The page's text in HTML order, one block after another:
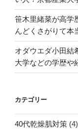
笹木里緒菜が高学
んどくさがりて本
オダウエダ小田結
大学などの学歴や
カテゴリー
40代乾燥肌対策 (4)